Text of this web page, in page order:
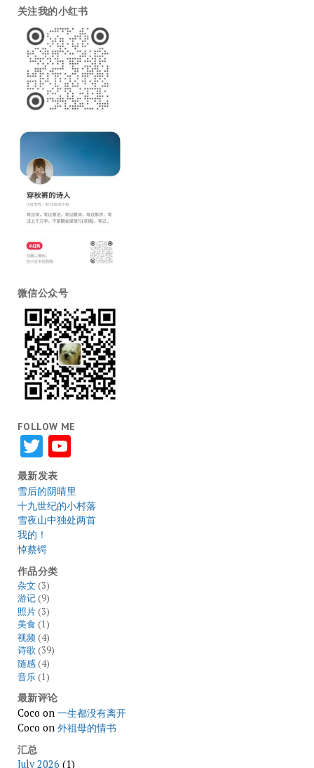
关注我的小红书
微信公众号
FOLLOW ME
TwitterYouTube
最新发表
雪后的阴晴里
十九世纪的小村落
雪夜山中独处两首
我的！
悼蔡锷
作品分类
杂文 (3)
游记(9)
照片(3)
美食 (1)
视频(4)
诗歌(39)
随感(4)
音乐(1)
最新评论
Coco on 一生都没有离开
Coco on 外祖母的情书
汇总
July 2026 (1)